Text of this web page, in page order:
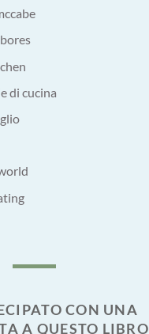
di cucina
CON UNA
A QUESTO LIBRO